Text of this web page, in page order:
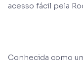
acesso fácil pela
Conhecida como